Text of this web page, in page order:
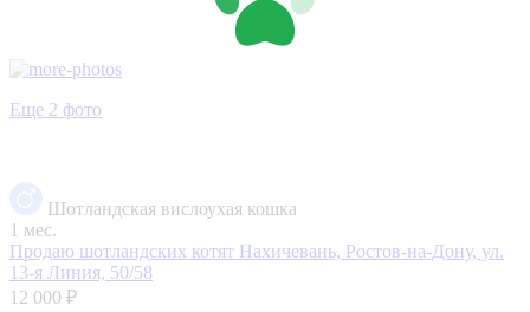
Еще 2 фото
Шотландская вислоухая кошка
1 мес.
Продаю шотландских котят Нахичевань, Ростов-на-Дону, ул.
13-я Линия, 50/58
12 000 ₽